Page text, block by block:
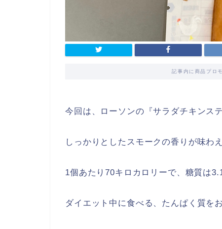
記事内に商品プロ
今回は、ローソンの『サラダチキンス
しっかりとしたスモークの香りが味わ
1個あたり70キロカロリーで、糖質は
ダイエット中に食べる、たんぱく質を